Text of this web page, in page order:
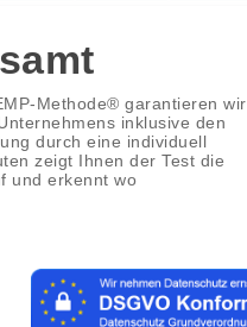
Methode® garantieren wir
inklusive den
durch eine individuell
zeigt Ihnen der Test die
und erkennt wo